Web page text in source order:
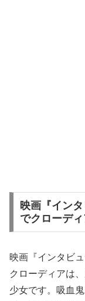
映画『イン
でクローデ
映画『インタビ
クローディアは
少女です。吸血